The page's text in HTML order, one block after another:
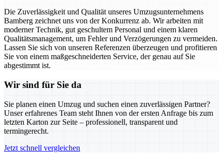
Die Zuverlässigkeit und Qualität unseres Umzugsunternehmens
Bamberg zeichnet uns von der Konkurrenz ab. Wir arbeiten mit
moderner Technik, gut geschultem Personal und einem klaren
Qualitätsmanagement, um Fehler und Verzögerungen zu vermeiden.
Lassen Sie sich von unseren Referenzen überzeugen und profitieren
Sie von einem maßgeschneiderten Service, der genau auf Sie
abgestimmt ist.
Wir sind für Sie da
Sie planen einen Umzug und suchen einen zuverlässigen Partner?
Unser erfahrenes Team steht Ihnen von der ersten Anfrage bis zum
letzten Karton zur Seite – professionell, transparent und
termingerecht.
Jetzt schnell vergleichen